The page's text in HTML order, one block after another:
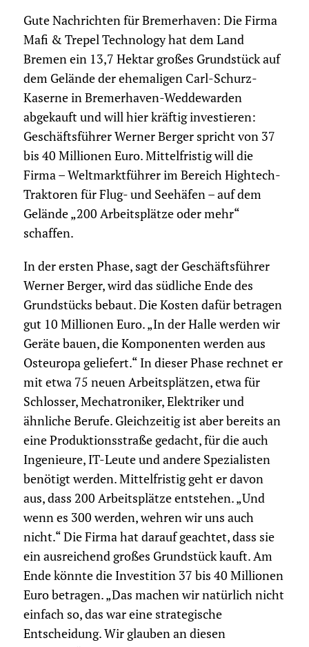
Gute Nachrichten für Bremerhaven: Die Firma
Mafi & Trepel Technology hat dem Land
Bremen ein 13,7 Hektar großes Grundstück auf
dem Gelände der ehemaligen Carl-Schurz-
Kaserne in Bremerhaven-Weddewarden
abgekauft und will hier kräftig investieren:
Geschäftsführer Werner Berger spricht von 37
bis 40 Millionen Euro. Mittelfristig will die
Firma – Weltmarktführer im Bereich Hightech-
Traktoren für Flug- und Seehäfen – auf dem
Gelände „200 Arbeitsplätze oder mehr“
schaffen.
In der ersten Phase, sagt der Geschäftsführer
Werner Berger, wird das südliche Ende des
Grundstücks bebaut. Die Kosten dafür betragen
gut 10 Millionen Euro. „In der Halle werden wir
Geräte bauen, die Komponenten werden aus
Osteuropa geliefert.“ In dieser Phase rechnet er
mit etwa 75 neuen Arbeitsplätzen, etwa für
Schlosser, Mechatroniker, Elektriker und
ähnliche Berufe. Gleichzeitig ist aber bereits an
eine Produktionsstraße gedacht, für die auch
Ingenieure, IT-Leute und andere Spezialisten
benötigt werden. Mittelfristig geht er davon
aus, dass 200 Arbeitsplätze entstehen. „Und
wenn es 300 werden, wehren wir uns auch
nicht.“ Die Firma hat darauf geachtet, dass sie
ein ausreichend großes Grundstück kauft. Am
Ende könnte die Investition 37 bis 40 Millionen
Euro betragen. „Das machen wir natürlich nicht
einfach so, das war eine strategische
Entscheidung. Wir glauben an diesen